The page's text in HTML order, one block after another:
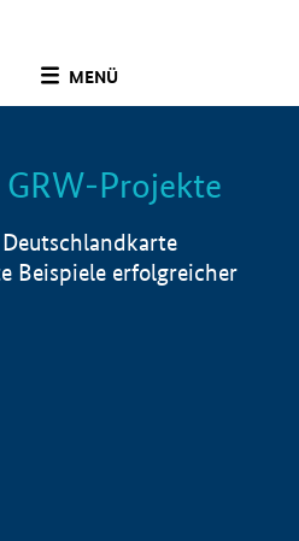
MENÜ
Info
Projekte
Beispiele erfolgreicher